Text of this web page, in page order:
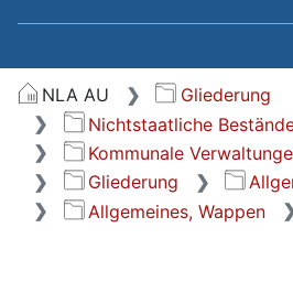
NLA AU
Gliederung
Nichtstaatliche
Kommunale
Gliederung
Allgemeines, Wappen